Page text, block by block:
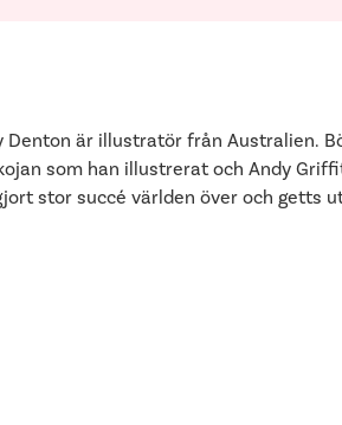
Denton är illustratör från Australien.
som han illustrerat och Andy
stor succé världen över och getts